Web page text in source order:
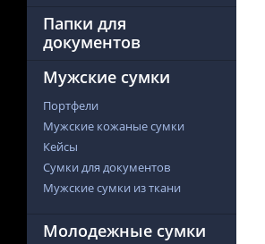
Папки для
документов
Мужские сумки
Портфели
Мужские кожаные сумки
Кейсы
Сумки для документов
Мужские сумки из ткани
Молодежные сумки